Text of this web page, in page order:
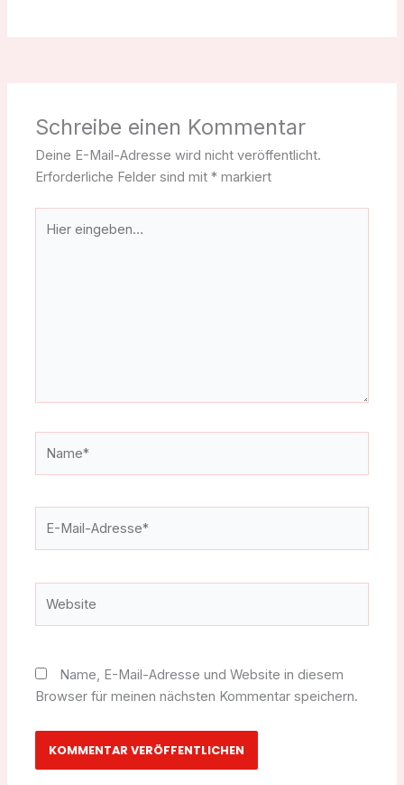
Schreibe einen Kommentar
Deine E-Mail-Adresse wird nicht veröffentlicht.
Erforderliche Felder sind mit* markiert
eingeben…
Name, E-Mail-Adresse und Website in diesem
Browser für meinen nächsten Kommentar speichern.